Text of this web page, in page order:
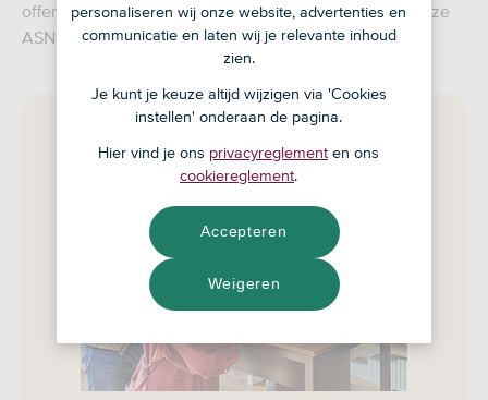
offerte aanvragen? Maak een afspraak met een van onze
ASN-adviseurs.
personaliseren wij onze website, advertenties en
communicatie en laten wij je relevante inhoud
zien.
Je kunt je keuze altijd wijzigen via 'Cookies
instellen' onderaan de pagina.
Hier vind je ons privacyreglement en ons
cookiereglement.
Weigeren
Accepteren